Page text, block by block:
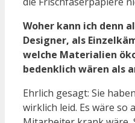
Woher kann ich denn
Designer, als
welche Materialien
bedenklich wären als
Ehrlich gesagt: Sie
wirklich leid. Es wäre so